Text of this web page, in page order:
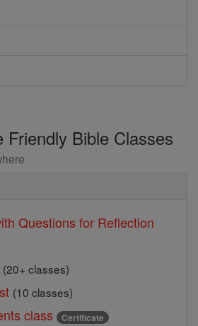
Friendly Bible Classes
Questions for Reflection
(20+ classes)
(10 classes)
class Certificate